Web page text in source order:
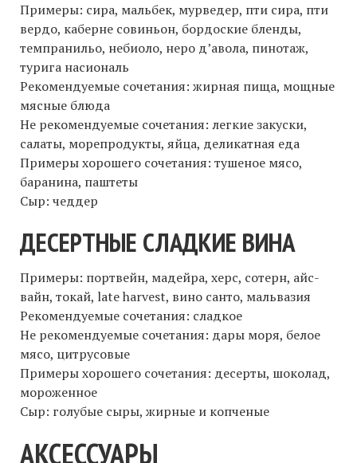
Примеры: сира, мальбек, мурведер, пти сира, пти
вердо, каберне совиньон, бордоские бленды,
темпранильо, небиоло, неро д’авола, пинотаж,
турига насиональ
Рекомендуемые сочетания: жирнaя пища, мощные
мясные блюда
Не рекомендуемые сочетания: легкие закуски,
салаты, морепродукты, яйца, деликатная еда
Примеры хорошего сочетания: тушеное мясо,
баранина, паштеты
Сыр: чеддер
ДЕСЕРТНЫЕ СЛАДКИЕ ВИНА
Примеры: портвейн, мадейра, херс, сотерн, айс-
вайн, токай, late harvest, вино санто, мальвазия
Рекомендуемые сочетания: сладкое
Не рекомендуемые сочетания: дары моря, белое
мясо, цитрусовые
Примеры хорошего сочетания: десерты, шоколад,
мороженное
Сыр: голубые сыры, жирные и копченые
АКСЕССУАРЫ